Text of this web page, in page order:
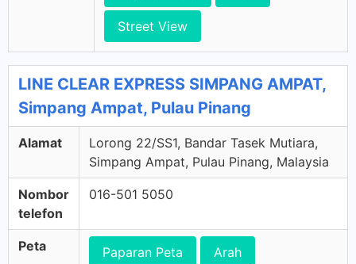
Street View
LINE CLEAR EXPRESS SIMPANG AMPAT,
Simpang Ampat, Pulau Pinang
Alamat
Lorong 22/SS1, Bandar Tasek Mutiara,
Simpang Ampat, Pulau Pinang, Malaysia
Nombor
telefon
016-501 5050
Peta Paparan Peta Arah